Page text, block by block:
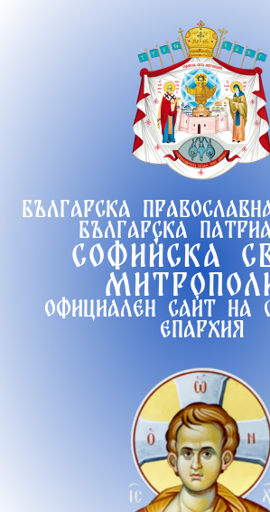
Българска
Българска
Софийска
Официален сайт на
епархия